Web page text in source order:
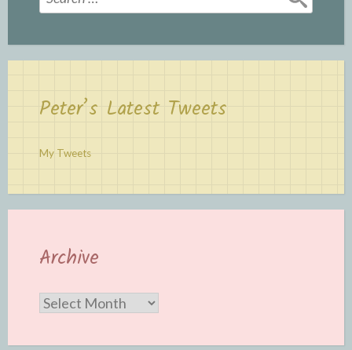
for:
Peter’s Latest Tweets
My Tweets
Archive
Archive